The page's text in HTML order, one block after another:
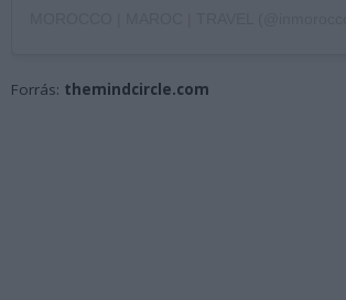
Forrás: themindcircle.com